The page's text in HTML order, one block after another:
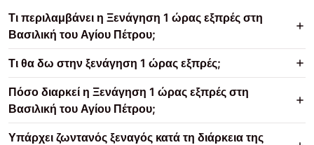
Τι περιλαμβάνει η Ξενάγηση 1 ώρας εξπρές στη
Βασιλική του Αγίου Πέτρου;
Τι θα δω στην ξενάγηση 1 ώρας εξπρές;
Πόσο διαρκεί η Ξενάγηση 1 ώρας εξπρές στη
Βασιλική του Αγίου Πέτρου;
Υπάρχει ζωντανός ξεναγός κατά τη διάρκεια της